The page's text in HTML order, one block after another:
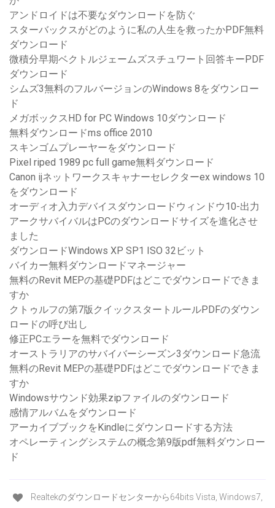
アンドロイドは不要なダウンロードを防ぐ
スターバックスがどのように私の人生を救ったかPDF無料
ダウンロード
微積分早期ベクトルジェームズスチュワート回答キーPDF
ダウンロード
シムズ3無料のフルバージョンのWindows 8をダウンロー
ド
メガボックスHD for PC Windows 10ダウンロード
無料ダウンロードms office 2010
スキンゴムプレーヤーをダウンロード
Pixel riped 1989 pc full game無料ダウンロード
Canon ijネットワークスキャナーセレクターex windows 10
をダウンロード
オーディオ入力デバイスダウンロードウィンドウ10-出力
アークサバイバルはPCのダウンロードサイズを進化させ
ました
ダウンロードWindows XP SP1 ISO 32ビット
バイカー無料ダウンロードマネージャー
無料のRevit MEPの基礎PDFはどこでダウンロードできま
すか
クトゥルフの第7版クイックスタートルールPDFのダウン
ロードの呼び出し
修正PCエラーを無料でダウンロード
オーストラリアのサバイバーシーズン3ダウンロード急流
無料のRevit MEPの基礎PDFはどこでダウンロードできま
すか
Windowsサウンド効果zipファイルのダウンロード
感情アルバムをダウンロード
アーカイブブックをKindleにダウンロードする方法
オペレーティングシステムの概念第9版pdf無料ダウンロー
ド
Realtekのダウンロードセンターから64bits Vista, Windows7,